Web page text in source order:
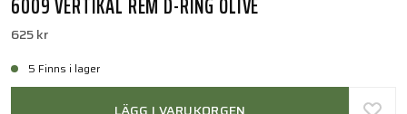
625 kr
5 Finns i lager
LÄGG I VARUKORGEN